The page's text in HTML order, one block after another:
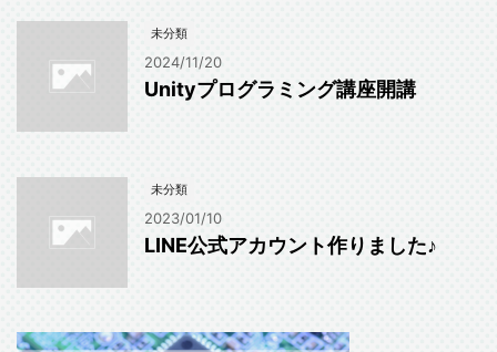
未分類
2024/11/20
Unityプログラミング講座開講
未分類
2023/01/10
LINE公式アカウント作りました♪